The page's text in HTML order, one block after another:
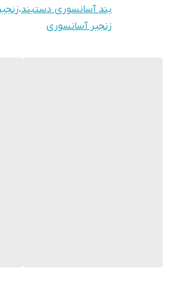
بند آسانسوری دستبند،
زنجیر آسانسوری